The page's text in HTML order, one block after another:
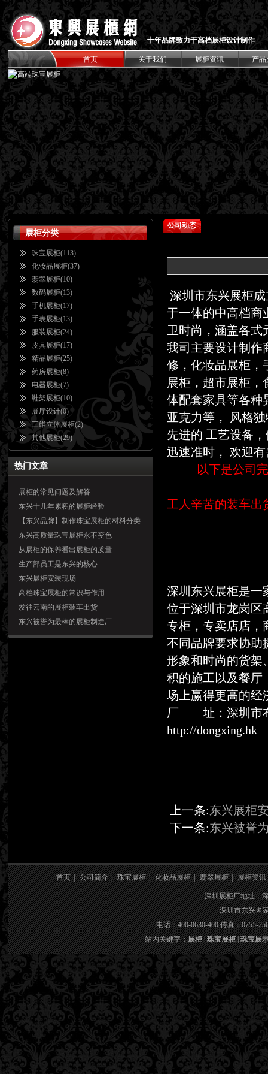
--十年品牌致力于高档展柜设计制作
首页 关于我们 展柜资讯 产品
展柜分类
珠宝展柜(113)
化妆品展柜(37)
翡翠展柜(10)
数码展柜(13)
手机展柜(17)
手表展柜(13)
服装展柜(24)
皮具展柜(17)
精品展柜(25)
药房展柜(8)
电器展柜(7)
鞋架展柜(10)
展厅设计(0)
三维立体展柜(2)
其他展柜(29)
热门文章
展柜的常见问题及解答
东兴十几年累积的展柜经验
【东兴品牌】制作珠宝展柜的材料分类
东兴高质量珠宝展柜永不变色
从展柜的保养看出展柜的质量
生产部员工是东兴的核心
东兴展柜安装现场
高档珠宝展柜的常识与作用
发往云南的展柜装车出货
东兴被誉为最棒的展柜制造厂
公司动态
深圳市东兴展柜
于一体的中高档商
卫时尚，涵盖各式
我司主要设计制作
修，化妆品展柜，
展柜，超市展柜
体配套家具等各种
亚克力等， 风格
先进的 工艺设备
迅速准时， 欢迎
以下是公司
工人辛苦的装车出
深圳东兴展柜是一
位于深圳市龙岗区
专柜，专卖店店，
不同品牌要求协助
形象和时尚的货架
积的施工以及餐厅
场上赢得更高的经
厂 址：深圳市布
http://dongxing.hk
上一条:东兴展柜
下一条:东兴被誉
首页 | 公司简介 | 珠宝展柜 | 化妆品展柜 | 翡翠展柜 | 展柜资讯
深圳展柜厂地址：
深圳市东兴名
电话：400-0630-400 传真：0755-
站内关键字：展柜|珠宝展柜|珠宝展